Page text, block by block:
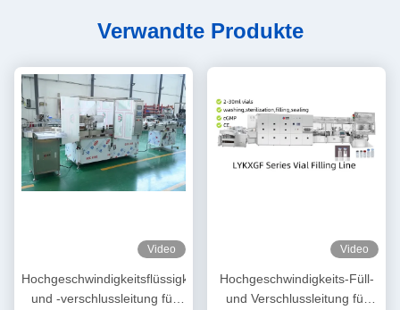
Verwandte Produkte
Video
Hochgeschwindigkeitsflüssigkeitsfüll-
und -verschlussleitung für
Video
Hochgeschwindigkeits-Füll-
und Verschlussleitung für